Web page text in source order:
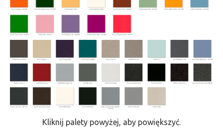
Kliknij palety powyżej, aby powiększyć.